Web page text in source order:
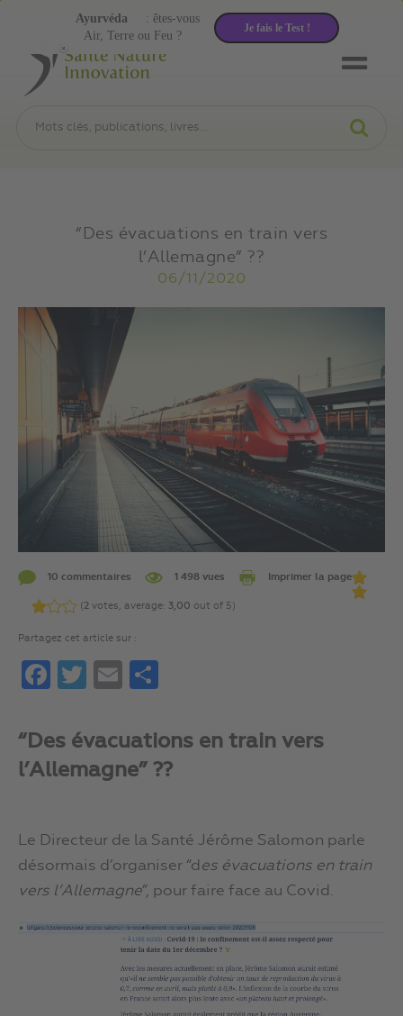
“Des évacuations en train vers
l’Allemagne” ??
06/11/2020
10 commentaires 1 498 vues Imprimer la page
(2 votes, average: 3,00 out of 5)
Partagez cet article sur :
FacebookTwitterEmail
“Des évacuations en train vers
l’Allemagne” ??
Le Directeur de la Santé Jérôme Salomon parle
désormais d’organiser “d es évacuations en train
vers l’Allemagne”, pour faire face au Covid.
Air, Terre ou Feu ?
Ayurvéda : êtes-vous
Je fais le Test !